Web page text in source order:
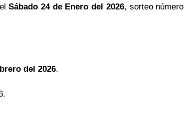
Sábado 24 de Enero del 2026, sorteo número
del 2026.